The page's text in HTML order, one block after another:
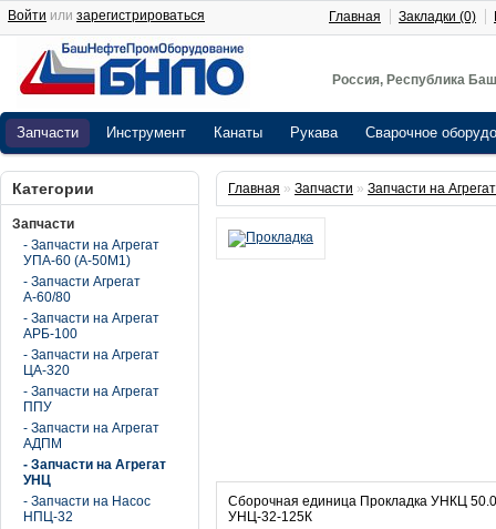
Россия, Республика
Войти или зарегистрироваться Главная Закладки (0)
Запчасти Инструмент Канаты Рукава Сварочное
Категории
Запчасти
- Запчасти на Агрегат
УПА-60 (А-50М1)
- Запчасти Агрегат
А-60/80
- Запчасти на Агрегат
АРБ-100
- Запчасти на Агрегат
ЦА-320
- Запчасти на Агрегат
ППУ
- Запчасти на Агрегат
АДПМ
- Запчасти на Агрегат
УНЦ
- Запчасти на Насос
НПЦ-32
Главная » Запчасти » Запчасти на
Сборочная единица Прокладка УНКЦ
УНЦ-32-125К